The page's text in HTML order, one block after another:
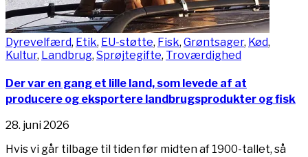
Dyrevelfærd, Etik, EU-støtte, Fisk, Grøntsager, Kød,
Kultur, Landbrug, Sprøjtegifte, Troværdighed
Der var en gang et lille land, som levede af at
producere og eksportere landbrugsprodukter og fisk
28. juni 2026
Hvis vi går tilbage til tiden før midten af 1900-tallet, så